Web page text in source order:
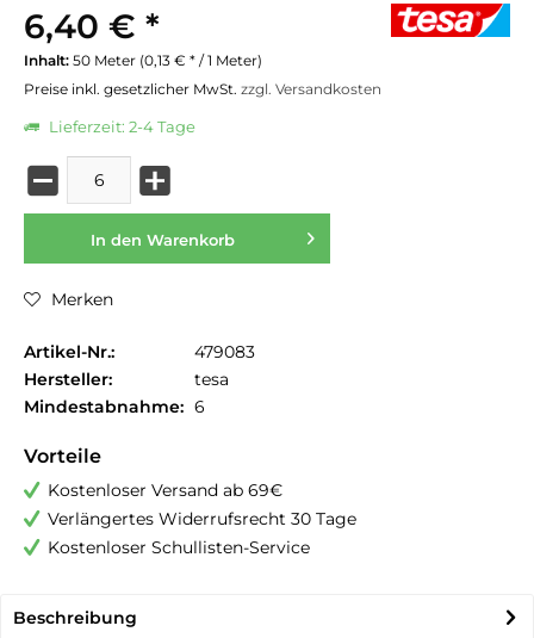
6,40 € *
Inhalt: 50 Meter (0,13 € * / 1 Meter)
Preise inkl. gesetzlicher MwSt. zzgl. Versandkosten
Lieferzeit: 2-4 Tage
In den Warenkorb
Merken
Artikel-Nr.:
479083
Hersteller:
tesa
Mindestabnahme: 6
Vorteile
Kostenloser Versand ab 69€
Verlängertes Widerrufsrecht 30 Tage
Kostenloser Schullisten-Service
Beschreibung